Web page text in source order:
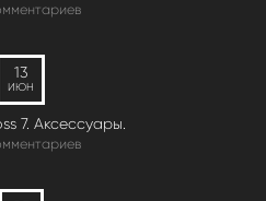
13
ИЮН
7. Аксессуары.